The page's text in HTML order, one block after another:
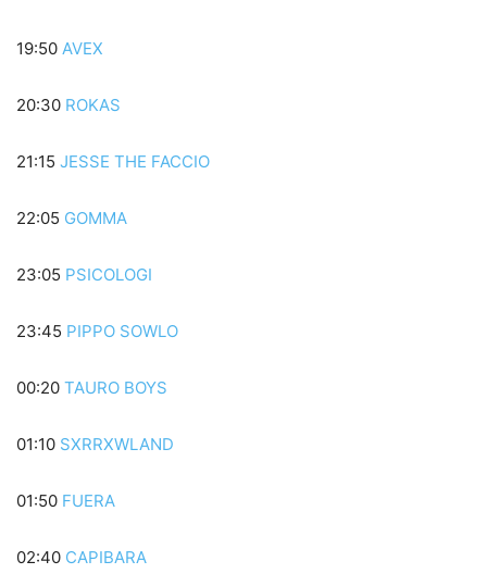
19:50 AVEX
20:30 ROKAS
21:15 JESSE THE FACCIO
22:05 GOMMA
23:05 PSICOLOGI
23:45 PIPPO SOWLO
00:20 TAURO BOYS
01:10 SXRRXWLAND
01:50 FUERA
02:40 CAPIBARA